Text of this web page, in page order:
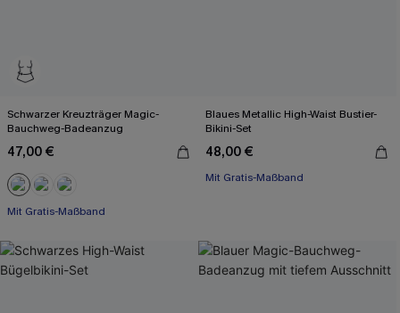
Schwarzer Kreuzträger Magic-
Bauchweg-Badeanzug
47,00 €
Mit Gratis-Maßband
Starke Bauchkontrolle
Blaues Metallic High-Waist Bustier-
Bikini-Set
48,00 €
Mit Gratis-Maßband
High waist